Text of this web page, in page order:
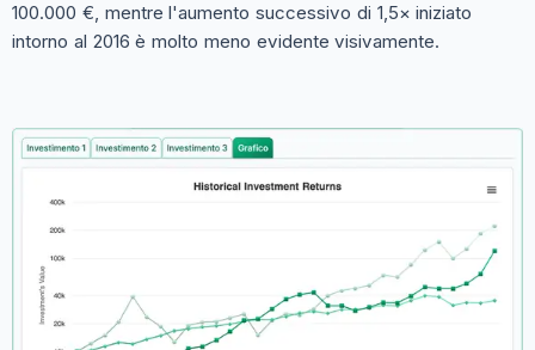
100.000 €, mentre l'aumento successivo di 1,5× iniziato
intorno al 2016 è molto meno evidente visivamente.